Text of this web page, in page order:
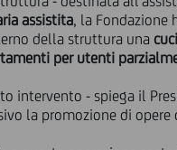
assistita, la Fondazione
della struttura una
per utenti
intervento - spiega il
la promozione di opere